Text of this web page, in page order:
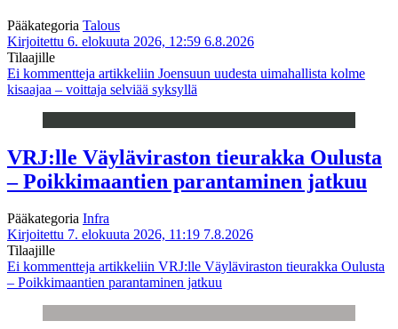
Pääkategoria Talous
Kirjoitettu 6. elokuuta 2026, 12:59 6.8.2026
Tilaajille
Ei kommentteja artikkeliin Joensuun uudesta uimahallista kolme
kisaajaa – voittaja selviää syksyllä
VRJ:lle Väyläviraston tieurakka Oulusta
– Poikkimaantien parantaminen jatkuu
Pääkategoria Infra
Kirjoitettu 7. elokuuta 2026, 11:19 7.8.2026
Tilaajille
Ei kommentteja artikkeliin VRJ:lle Väyläviraston tieurakka Oulusta
– Poikkimaantien parantaminen jatkuu